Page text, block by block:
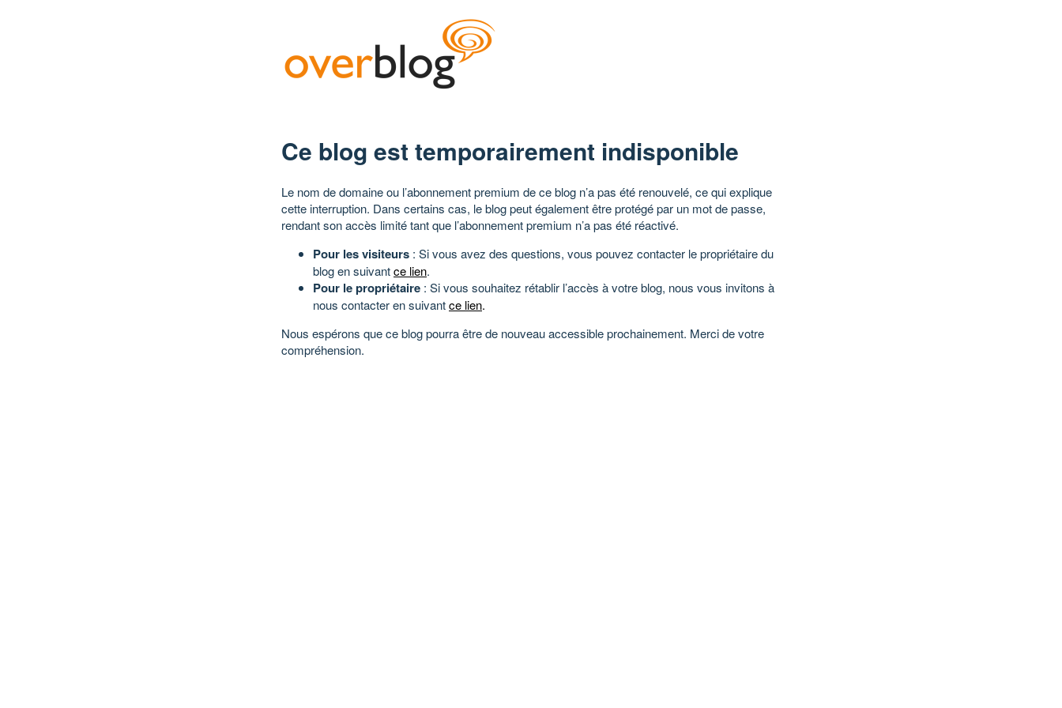
Ce blog est temporairement indisponible
Le nom de domaine ou l’abonnement premium de ce blog n’a pas été renouvelé, ce qui explique
cette interruption. Dans certains cas, le blog peut également être protégé par un mot de passe,
rendant son accès limité tant que l’abonnement premium n’a pas été réactivé.
Pour les visiteurs : Si vous avez des questions, vous pouvez contacter le propriétaire du
blog en suivantce lien.
Pour le propriétaire : Si vous souhaitez rétablir l’accès à votre blog, nous vous invitons à
nous contacter en suivantce lien.
Nous espérons que ce blog pourra être de nouveau accessible prochainement. Merci de votre
compréhension.